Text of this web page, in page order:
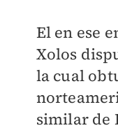
El en ese
Xolos
la cual
similar de